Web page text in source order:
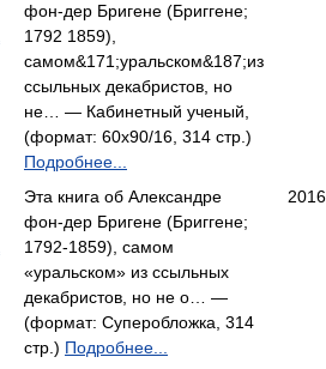
фон-дер Бригене (Бриггене;
1792 1859),
самом&171;уральском&187;из
ссыльных декабристов, но
не… — Кабинетный ученый,
(формат: 60x90/16, 314 стр.)
Подробнее...
Эта книга об Александре
фон-дер Бригене (Бриггене;
1792-1859), самом
«уральском» из ссыльных
декабристов, но не о… —
(формат: Суперобложка, 314
стр.) Подробнее...
2016